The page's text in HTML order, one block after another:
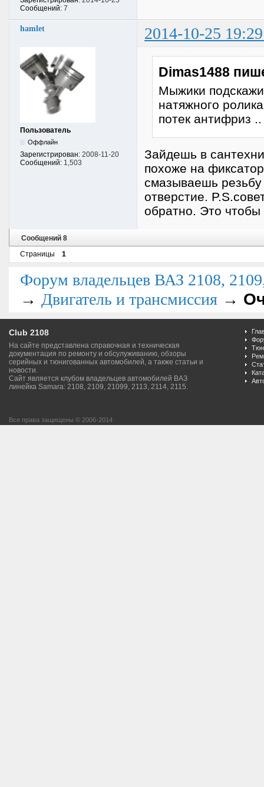
Сообщений: 7
hamlet 2014-10-25
Пользователь
Оффлайн
Зарегистрирован: 2008-11-20
Сообщений: 1,503
Dimas1488
Мыжики
натяжного
потек антифриз
Зайдешь в
похоже на
смазываешь
отверстие.
обратно. Это чтобы
Сообщений 8
Страницы
1
Форум владельцев ВАЗ 2108,
→ Двигатель и трансмиссия →
Club 2108
На сайте представлена справочная и техническая
документация по ремонту и обсулуживанию, обзоры
серийных и тюнигованных автомобилей, а также статьи и
новости.
Сайт является клубом владельцев автомобилей ВАЗ
линейка Samara: 2108, 2109, 21099, 2113, 2114, 2115.
Все права защищены © 2006-2014